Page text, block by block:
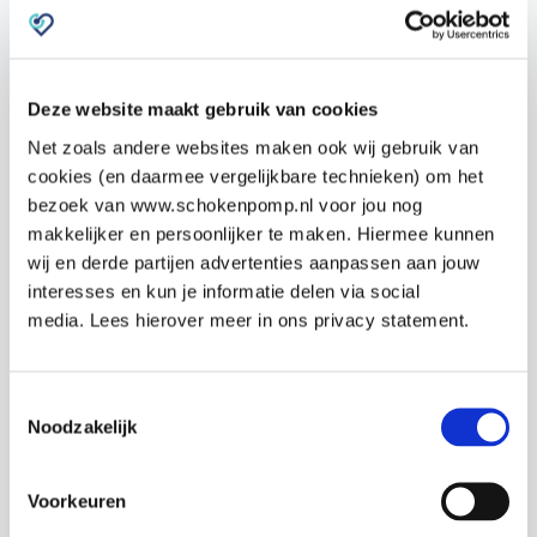
Deze website maakt gebruik van cookies
Net zoals andere websites maken ook wij gebruik van
cookies (en daarmee vergelijkbare technieken) om het
bezoek van www.schokenpomp.nl voor jou nog
makkelijker en persoonlijker te maken. Hiermee kunnen
wij en derde partijen advertenties aanpassen aan jouw
interesses en kun je informatie delen via social
media. Lees hierover meer in ons privacy statement.
Noodzakelijk
Voorkeuren
Wat kun je zelf doen tegen
Als je last hebt van oorpijn, zijn er een paar dingen
die je kunt proberen om de pijn te verlichten.
Paracetamol helpt om de pijn te verzachten en een
warm kompres, zoals een warme doek, kan ook
verlichting bieden. Als de pijn komt door een
verstopte neus, kunnen neusdruppels helpen om de
druk in het oor te verminderen. Zorg ervoor dat je
wattenstaafjes te vermijden, want die kunnen het
in de gehoorgang te duwen.